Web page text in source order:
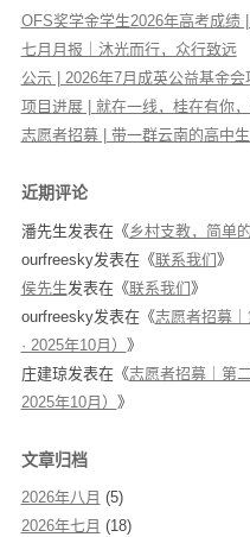
OFS奖学金学生2026年高考成绩
七月月报｜沐光而行，众行致远
公示 | 2026年7月成英公益基金
项目进展 | 就在一线，桂在有你，
志愿者招募 | 带一群云南的高中
近期评论
潘先生发表在《乡村支教，简单
ourfreesky发表在《联系我们 》
侯先生发表在《联系我们 》
ourfreesky发表在《志愿者招募
· 2025年10月） 》
庄建琼发表在《志愿者招募｜第
2025年10月） 》
文章归档
2026年八月 (5)
2026年七月 (18)